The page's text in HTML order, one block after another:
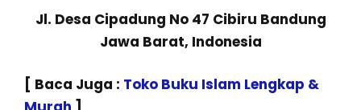
Jl. Desa Cipadung No 47 Cibiru Bandung
Jawa Barat, Indonesia
[ Baca Juga : Toko Buku Islam Lengkap &